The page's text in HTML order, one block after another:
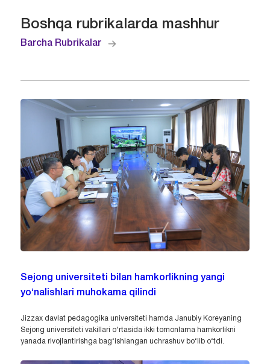
Boshqa rubrikalarda mashhur
Barcha Rubrikalar
Sejong universiteti bilan hamkorlikning yangi
yo‘nalishlari muhokama qilindi
Jizzax davlat pedagogika universiteti hamda Janubiy Koreyaning
Sejong universiteti vakillari o‘rtasida ikki tomonlama hamkorlikni
yanada rivojlantirishga bag‘ishlangan uchrashuv bo‘lib o‘tdi.